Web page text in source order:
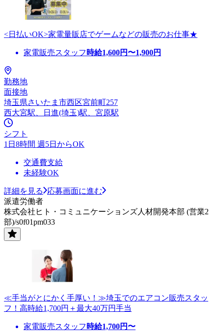
<日払いOK>家電量販店でゲームなどの販売のお仕事★
家電販売スタッフ 時給1,600円〜1,900円
勤務地
面接地
埼玉県さいたま市西区宮前町257
西大宮駅、日進(埼玉)駅、宮原駅
シフト
1日8時間 週5日からOK
交通費支給
未経験OK
詳細を見る
応募画面に進む
派遣労働者
株式会社ヒト・コミュニケーションズ人材開発本部 (営業2
部)/s0f01pm033
≪手当がとにかく手厚い！≫埼玉でのエアコン販売スタッ
フ！高時給1,700円＋最大40万円手当
家電販売スタッフ 時給1,700円〜